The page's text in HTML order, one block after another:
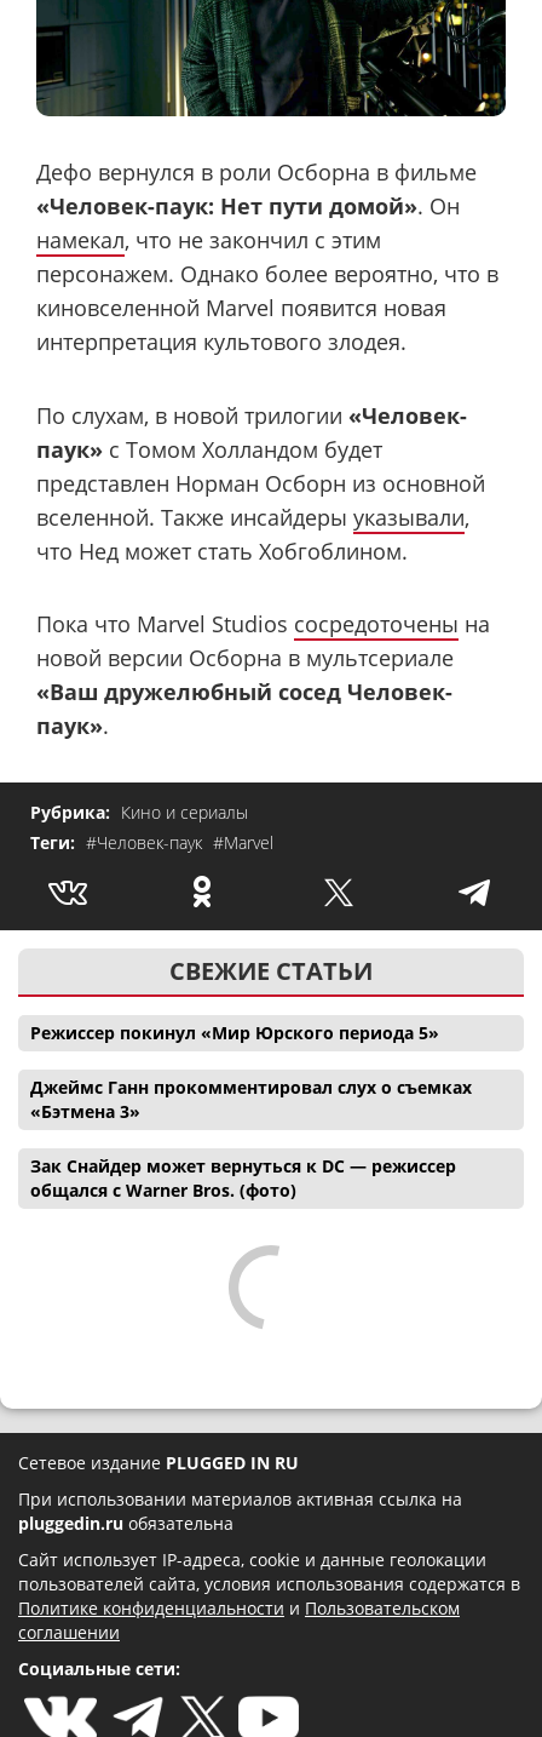
Дефо вернулся в роли Осборна в фильме
«Человек-паук: Нет пути домой». Он
намекал, что не закончил с этим
персонажем. Однако более вероятно, что в
киновселенной Marvel появится новая
интерпретация культового злодея.
По слухам, в новой трилогии «Человек-
паук» с Томом Холландом будет
представлен Норман Осборн из основной
вселенной. Также инсайдеры указывали,
что Нед может стать Хобгоблином.
Пока что Marvel Studios сосредоточены на
новой версии Осборна в мультсериале
«Ваш дружелюбный сосед Человек-
паук».
Рубрика: Кино и сериалы
Теги: #Человек-паук #Marvel
СВЕЖИЕ СТАТЬИ
Режиссер покинул «Мир Юрского периода 5»
Джеймс Ганн прокомментировал слух о съемках
«Бэтмена 3»
Зак Снайдер может вернуться к DC — режиссер
общался с Warner Bros. (фото)
Сетевое издание PLUGGED IN RU
При использовании материалов активная ссылка на
pluggedin.ru обязательна
Сайт использует IP-адреса, cookie и данные геолокации
пользователей сайта, условия использования содержатся в
Политике конфиденциальности и Пользовательском
соглашении
Социальные сети: